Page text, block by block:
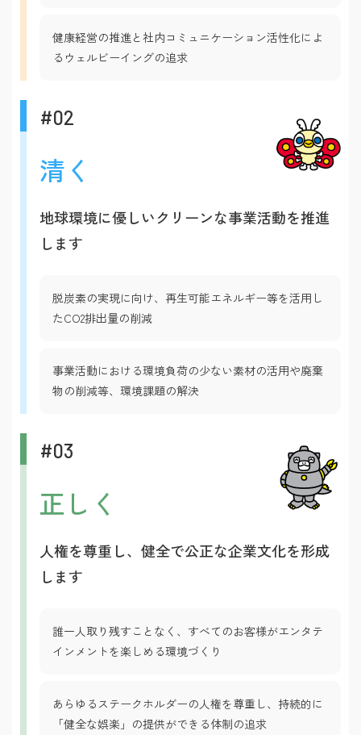
健康経営の推進と社内コミュニケーション活性化によ
るウェルビーイングの追求
#02
清く
地球環境に優しいクリーンな事業活動を推進
します
脱炭素の実現に向け、再生可能エネルギー等を活用し
たCO2排出量の削減
事業活動における環境負荷の少ない素材の活用や廃棄
物の削減等、環境課題の解決
#03
正しく
人権を尊重し、健全で公正な企業文化を形成
します
誰一人取り残すことなく、すべてのお客様がエンタテ
インメントを楽しめる環境づくり
あらゆるステークホルダーの人権を尊重し、持続的に
「健全な娯楽」の提供ができる体制の追求